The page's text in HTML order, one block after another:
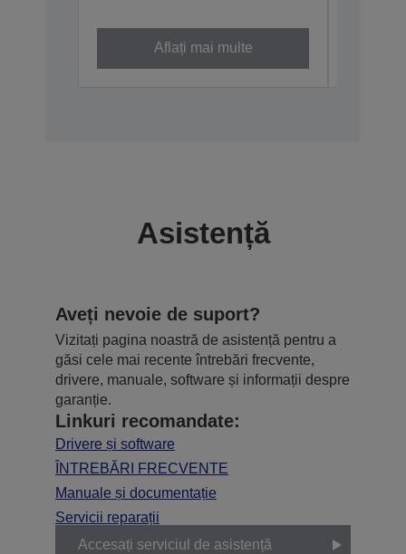
Aflați mai multe
Asistență
Aveți nevoie de suport?
Vizitați pagina noastră de asistență pentru a
găsi cele mai recente întrebări frecvente,
drivere, manuale, software și informații despre
garanție.
Linkuri recomandate:
Drivere și software
ÎNTREBĂRI FRECVENTE
Manuale și documentație
Servicii reparații
Accesați serviciul de asistență